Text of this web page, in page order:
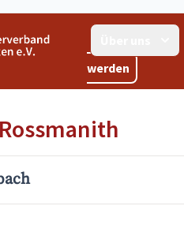
werden